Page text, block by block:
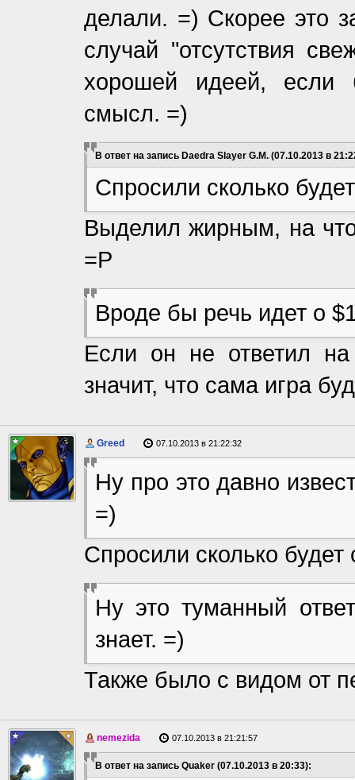
делали. =) Скорее это
случай "отсутствия
хорошей идеей, если
смысл. =)
В ответ на запись Daedra Slayer G.M. (07.10.2013 в
Спросили сколько
Выделил жирным, на что
=Р
Вроде бы речь идет о
Если он не ответил
значит, что сама игра
Greed 07.10.2013 в 21:22:32
Ну про это давно
=)
Спросили сколько будет
Ну это туманный
знает. =)
Также было с видом от
nemezida 07.10.2013 в 21:21:57
В ответ на запись Quaker (07.10.2013 в 20:33):